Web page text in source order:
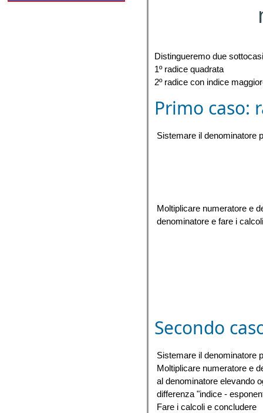
Distingueremo due
1º radice quadrata
2º radice con indice
Primo caso:
Sistemare il denominatore
Moltiplicare numeratore e
denominatore e fare i
Secondo
Sistemare il denominatore
Moltiplicare numeratore e
al denominatore elevando
differenza "indice -
Fare i calcoli e concludere